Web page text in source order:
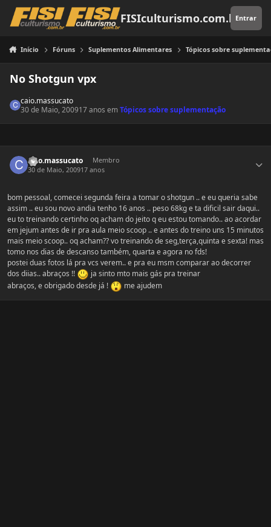
Pular para o conteúdo
FISIculturismo.com.brEntrar
Início Fóruns Suplementos Alimentares Tópicos sobre
No Shotgun vpx
caio.massucato
30 de Maio, 200917 anos emTópicos sobre suplementação
caio.massucato
Membro
30 de Maio, 200917 anos
bom pessoal, comecei segunda feira a tomar o shotgun .. e eu queria sabe
assim .. eu sou novo andia tenho 16 anos .. peso 68kg e ta dificil sair daqui..
eu to treinando certinho oq acham do jeito q eu estou tomando.. ao acordar
em jejum antes de ir pra aula meio scoop .. e antes do treino uns 15 minutos
mais meio scoop.. oq acham?? vo treinando de seg,terça,quinta e sexta! mas
tomo nos dias de descanso também, quarta e agora no fds!
postei duas fotos lá pra vcs verem.. e pra eu msm comparar ao decorrer
dos diias.. abraços !!
ja sinto mto mais gás pra treinar
abraços, e obrigado desde já !
me ajudem